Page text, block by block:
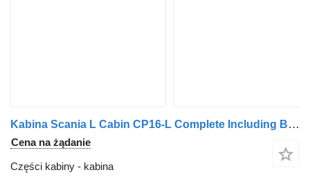
Kabina Scania L Cabin CP16-L Complete Including Bumper do ciągnika siodłowego Scania P340
Cena na żądanie
Części kabiny - kabina